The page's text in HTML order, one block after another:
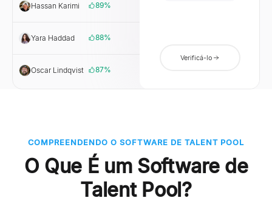
Hassan Karimi 89%
Yara Haddad 88%
Oscar Lindqvist 87%
Verificá-lo
COMPREENDENDO O SOFTWARE DE TALENT POOL
O Que É um Software de
Talent Pool?